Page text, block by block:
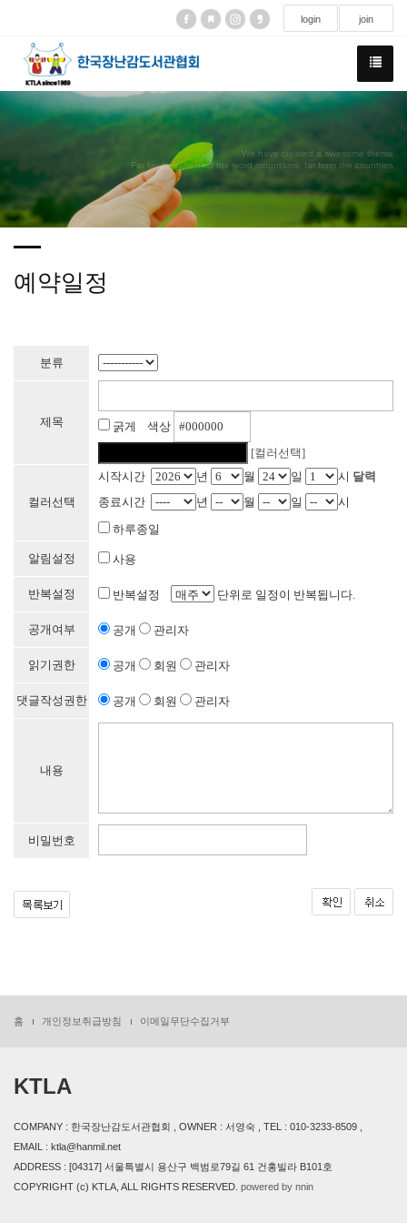
login join
We have created a awesome theme
Far far away,behind the word mountains, far from the countries
예약일정
분류
제목
굵게 색상
[컬러선택]
컬러선택
시작시간 년 월 일 시 달력
종료시간
년 월 일
시
하루종일
알림설정 사용
반복설정 반복설정 단위로 일정이 반복됩니다.
공개여부 공개 관리자
읽기권한 공개 회원 관리자
댓글작성권한 공개 회원 관리자
내용
비밀번호
홈 개인정보취급방침 이메일무단수집거부
KTLA
COMPANY : 한국장난감도서관협회 , OWNER : 서영숙 , TEL : 010-3233-8509 ,
EMAIL : ktla@hanmil.net
ADDRESS : [04317] 서울특별시 용산구 백범로79길 61 건홍빌라 B101호
COPYRIGHT (c) KTLA, ALL RIGHTS RESERVED. powered by nnin